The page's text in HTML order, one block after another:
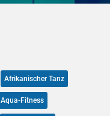
Afrikanischer Tanz
Aqua-Fitness